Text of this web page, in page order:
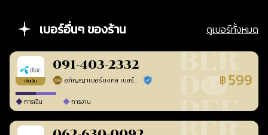
เบอร์อื่นๆ ของร้าน ดูเบอร์ทั้งหมด
เติมเงิน
091-403-2332
อภิญญาเบอร์มงคล เบอร์สวยเลขศาสตร์ ร้านยืนยันแล้ว ฿ 599
การเงิน การงาน